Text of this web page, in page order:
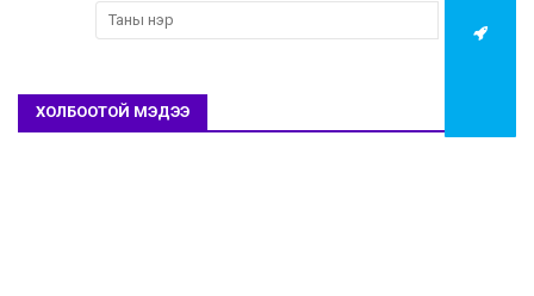
ХОЛБООТОЙ МЭДЭЭ